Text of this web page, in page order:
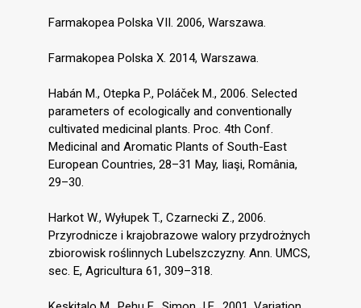
Farmakopea Polska VII. 2006, Warszawa.
Farmakopea Polska X. 2014, Warszawa.
Habán M., Otepka P., Poláček M., 2006. Selected
parameters of ecologically and conventionally
cultivated medicinal plants. Proc. 4th Conf.
Medicinal and Aromatic Plants of South-East
European Countries, 28–31 May, Iiaşi, România,
29–30.
Harkot W., Wyłupek T., Czarnecki Z., 2006.
Przyrodnicze i krajobrazowe walory przydrożnych
zbiorowisk roślinnych Lubelszczyzny. Ann. UMCS,
sec. E, Agricultura 61, 309–318.